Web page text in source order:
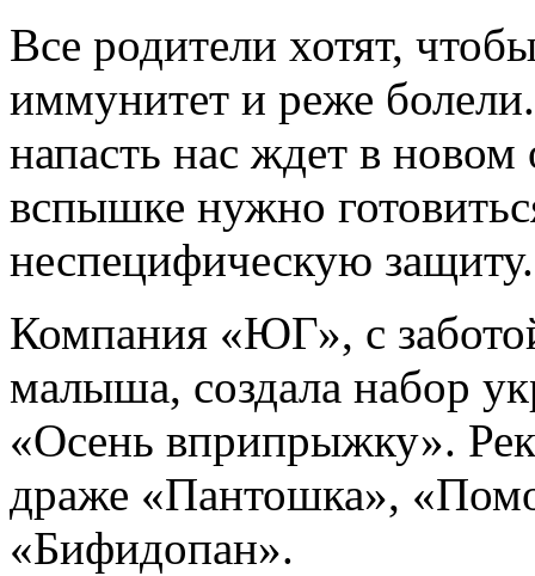
Все родители хотят,
иммунитет и реже
напасть нас ждет в
вспышке нужно
неспецифическую защиту.
Компания «ЮГ», с
малыша, создала набор
«Осень вприпрыжку».
драже «Пантошка»,
«Бифидопан».